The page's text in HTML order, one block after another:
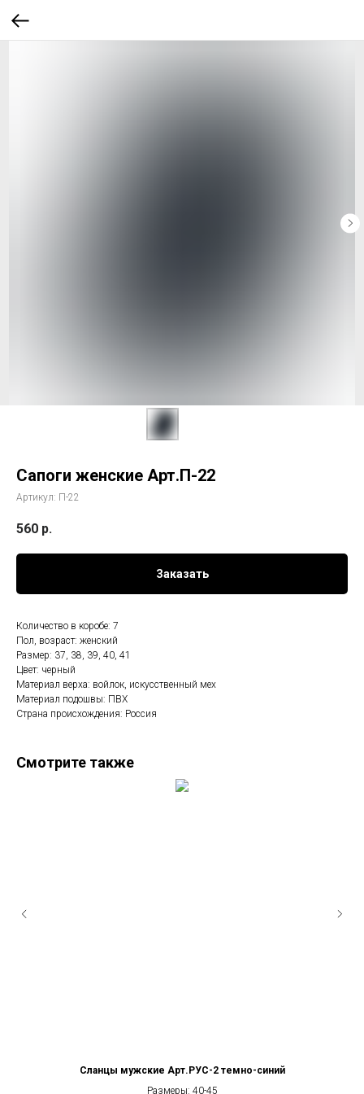
Сапоги женские Арт.П-22
Артикул: П-22
560 р.
Заказать
Количество в коробе: 7
Пол, возраст: женский
Размер: 37, 38, 39, 40, 41
Цвет: черный
Материал верха: войлок, искусственный мех
Материал подошвы: ПВХ
Страна происхождения: Россия
Смотрите также
Сланцы мужские Арт.РУС-2 темно-синий
Размеры: 40-45